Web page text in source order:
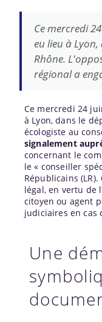
Ce mercredi
eu lieu à
Rhône.
régional a
Ce mercredi 24
à Lyon, dans le
écologiste au
signalement
concernant le
le « conseiller
Républicains
légal, en vertu de
citoyen ou agent
judiciaires en cas
Une